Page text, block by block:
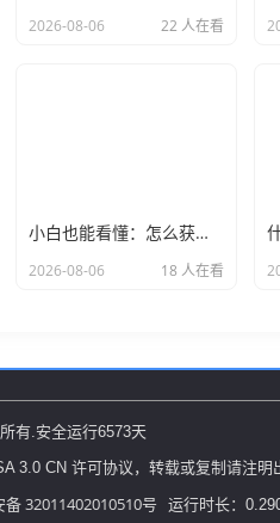
2026-08-06 22 人在看
小白也能看懂：怎么获取代理ip和端口号，一步步教会你
2026-08-06 18 人在看
有.安全运行6573天
3.0 CN 许可协议，转载或复制请注明
32011402010510号 运行时长：